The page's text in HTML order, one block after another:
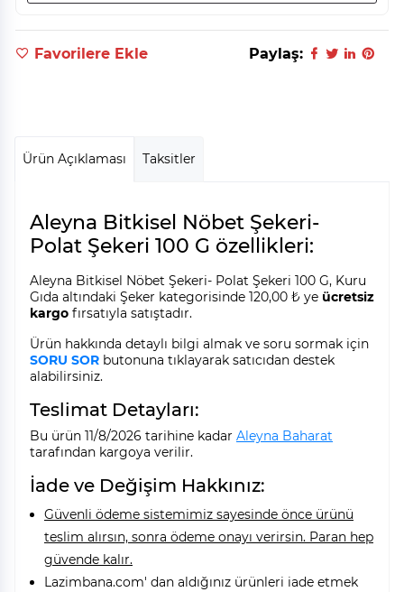
Favorilere Ekle Paylaş:
Ürün Açıklaması Taksitler
Aleyna Bitkisel Nöbet Şekeri-
Polat Şekeri 100 G özellikleri:
Aleyna Bitkisel Nöbet Şekeri- Polat Şekeri 100 G, Kuru
Gıda altındaki Şeker kategorisinde 120,00 ₺ ye ücretsiz
kargo fırsatıyla satıştadır.
Ürün hakkında detaylı bilgi almak ve soru sormak için
SORU SOR butonuna tıklayarak satıcıdan destek
alabilirsiniz.
Teslimat Detayları:
Bu ürün 11/8/2026 tarihine kadar Aleyna Baharat
tarafından kargoya verilir.
İade ve Değişim Hakkınız:
Güvenli ödeme sistemimiz sayesinde önce ürünü
teslim alırsın, sonra ödeme onayı verirsin. Paran hep
güvende kalır.
Lazimbana.com' dan aldığınız ürünleri iade etmek